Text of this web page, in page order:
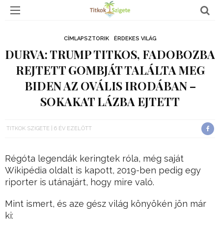
CÍMLAPSZTORIK ÉRDEKES VILÁG
DURVA: TRUMP TITKOS, FADOBOZBA
REJTETT GOMBJÁT TALÁLTA MEG
BIDEN AZ OVÁLIS IRODÁBAN –
SOKAKAT LÁZBA EJTETT
TITKOK SZIGETE 6 ÉV EZELŐTT
Régóta legendák keringtek róla, még saját
Wikipédia oldalt is kapott, 2019-ben pedig egy
riporter is utánajárt, hogy mire való.
Mint ismert, és aze gész világ könyökén jön már
ki: